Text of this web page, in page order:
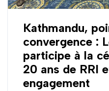
Kathmandu,
convergence :
participe à la
20 ans de RRI
engagement